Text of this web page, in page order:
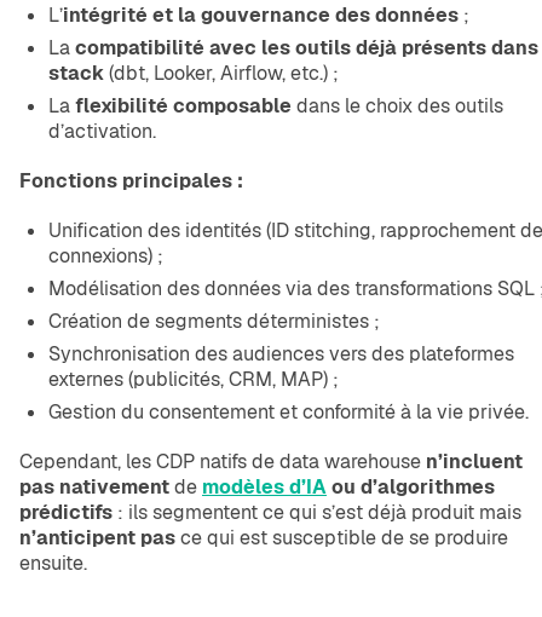
L’intégrité et la gouvernance des données ;
Lacompatibilité avec les outils déjà présents
stack(dbt, Looker, Airflow, etc.) ;
Laflexibilité composable dans le choix des outils
d’activation.
Fonctions principales :
Unification des identités (ID stitching, rapprochement
connexions) ;
Modélisation des données via des transformations SQL
Création de segments déterministes ;
Synchronisation des audiences vers des plateformes
externes (publicités, CRM, MAP) ;
Gestion du consentement et conformité à la vie privée.
Cependant, les CDP natifs de data warehouse n’incluent
pas nativementde modèles d’IAou d’algorithmes
prédictifs : ils segmentent ce qui s’est déjà produit mais
n’anticipent pasce qui est susceptible de se produire
ensuite.